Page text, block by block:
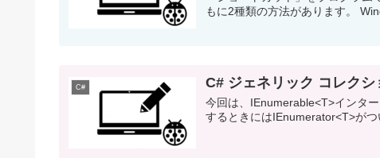
もに2種類の方法があります。
C# C# ジェネリック コレク
今回は、IEnumerable<T>インタ
するときにはIEnumerator<T>が